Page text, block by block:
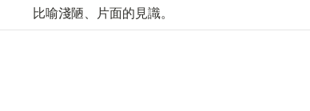
比喻淺陋、片面的見識。